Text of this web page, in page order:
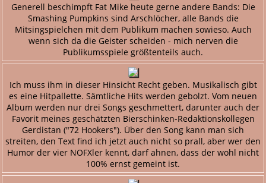
Generell beschimpft Fat Mike heute gerne andere Bands: Die
Smashing Pumpkins sind Arschlöcher, alle Bands die
Mitsingspielchen mit dem Publikum machen sowieso. Auch
wenn sich da die Geister scheiden - mich nerven die
Publikumsspiele größtenteils auch.
Ich muss ihm in dieser Hinsicht Recht geben. Musikalisch gibt
es eine Hitpallette. Sämtliche Hits werden gebolzt. Vom neuen
Album werden nur drei Songs geschmettert, darunter auch der
Favorit meines geschätzten Bierschinken-Redaktionskollegen
Gerdistan ("72 Hookers"). Über den Song kann man sich
streiten, den Text find ich jetzt auch nicht so prall, aber wer den
Humor der vier NOFXler kennt, darf ahnen, dass der wohl nicht
100% ernst gemeint ist.